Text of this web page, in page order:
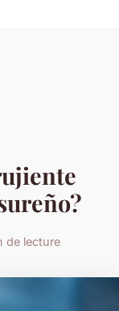
de lecture